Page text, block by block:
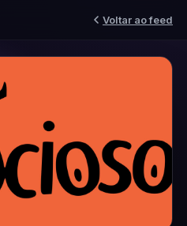
Voltar ao feed